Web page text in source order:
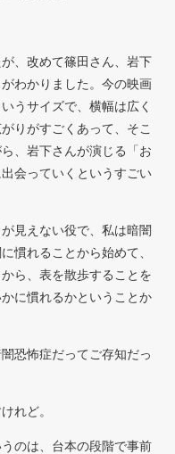
、改めて篠田さん、岩下
わかりました。今の映画
うサイズで、横幅は広く
りがすごくあって、そこ
、岩下さんが演じる「お
会っていくというすごい
見えない役で、私は暗闇
慣れることから始めて、
ら、表を散歩することを
に慣れるかということか
恐怖症だってご存知だっ
れど。
のは、台本の段階で事前